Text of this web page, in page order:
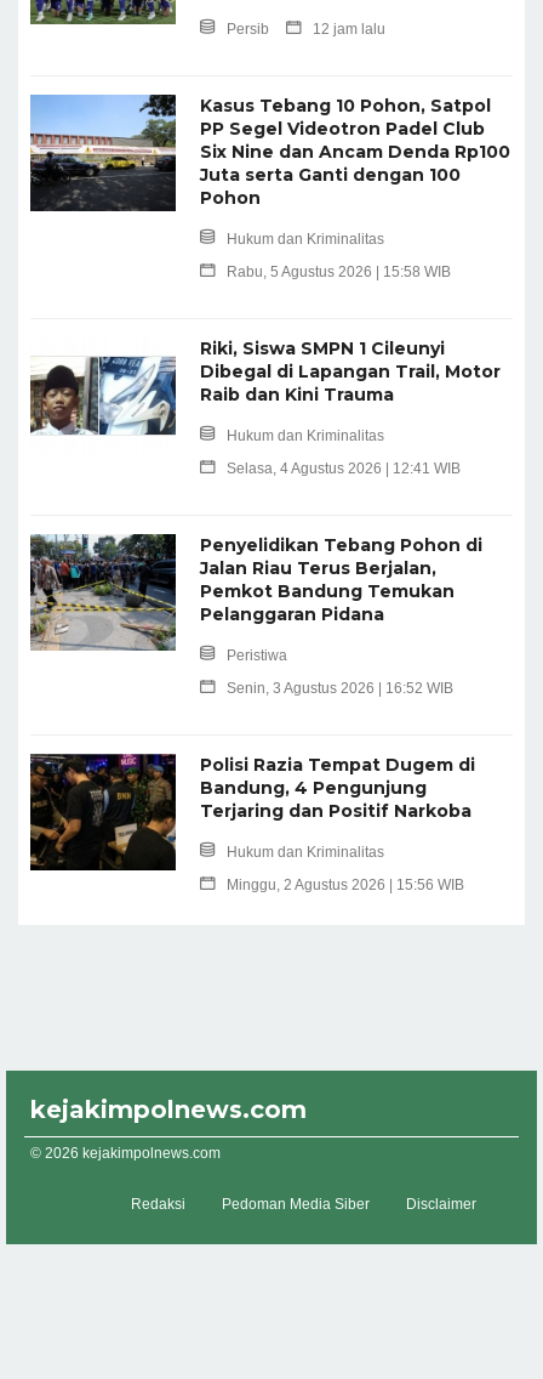
Persib 12 jam lalu
Kasus Tebang 10 Pohon, Satpol
PP Segel Videotron Padel Club
Six Nine dan Ancam Denda Rp100
Juta serta Ganti dengan 100
Pohon
Hukum dan Kriminalitas
Rabu, 5 Agustus 2026 | 15:58 WIB
Riki, Siswa SMPN 1 Cileunyi
Dibegal di Lapangan Trail, Motor
Raib dan Kini Trauma
Hukum dan Kriminalitas
Selasa, 4 Agustus 2026 | 12:41 WIB
Penyelidikan Tebang Pohon di
Jalan Riau Terus Berjalan,
Pemkot Bandung Temukan
Pelanggaran Pidana
Peristiwa
Senin, 3 Agustus 2026 | 16:52 WIB
Polisi Razia Tempat Dugem di
Bandung, 4 Pengunjung
Terjaring dan Positif Narkoba
Hukum dan Kriminalitas
Minggu, 2 Agustus 2026 | 15:56 WIB
kejakimpolnews.com
© 2026 kejakimpolnews.com
Redaksi Pedoman Media Siber Disclaimer